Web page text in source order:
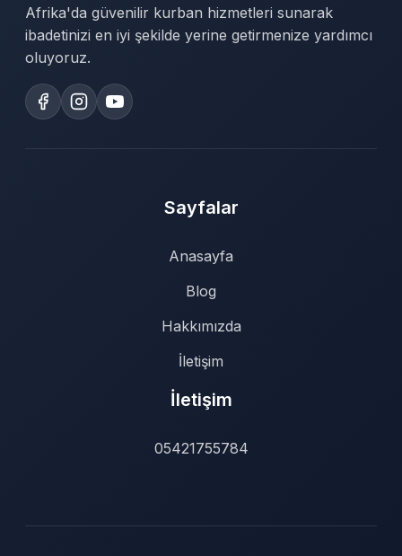
Afrika'da güvenilir kurban hizmetleri sunarak
ibadetinizi en iyi şekilde yerine getirmenize yardımcı
oluyoruz.
Sayfalar
Anasayfa
Blog
Hakkımızda
İletişim
İletişim
05421755784